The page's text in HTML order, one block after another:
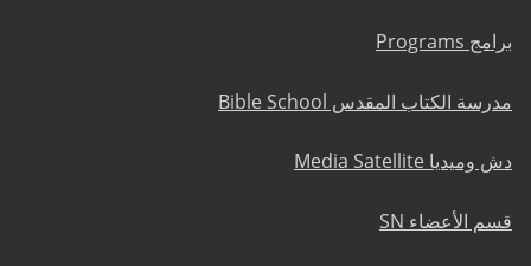
برامج Programs
مدرسة الكتاب المقدس Bible School
دش وميديا Media Satellite
قسم الأعضاء SN